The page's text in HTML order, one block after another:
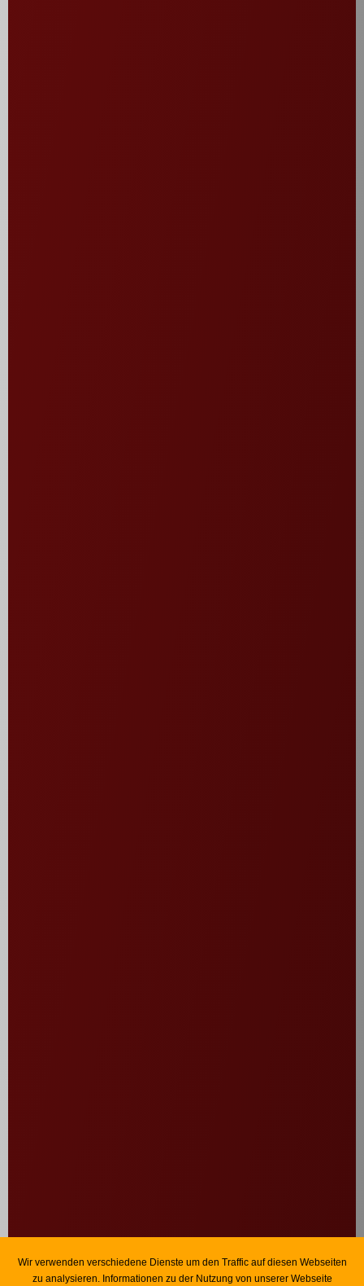
Wir verwenden verschiedene Dienste um den Traffic auf diesen Webseiten
zu analysieren. Informationen zu der Nutzung von unserer Webseite